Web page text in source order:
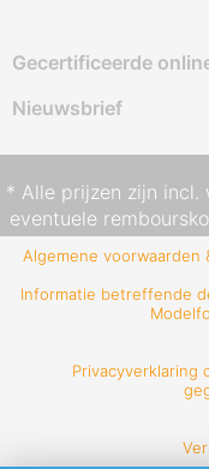
Gecertificeerde
Nieuwsbrief
* Alle prijzen zijn incl.
eventuele
Algemene voorwaarden
Informatie betreffende
Privacyverklaring